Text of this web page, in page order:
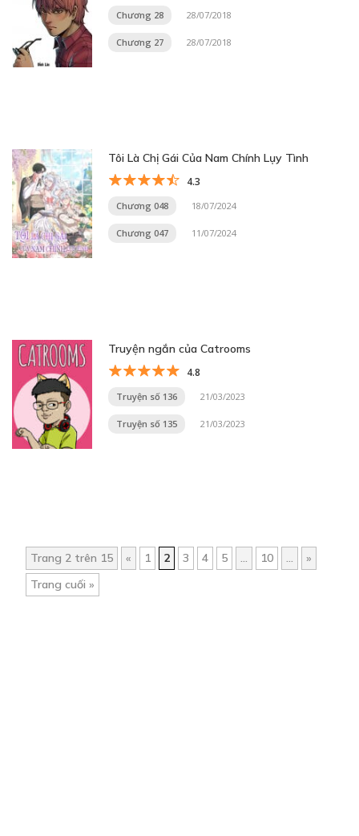
Chương 28 28/07/2018
Chương 27 28/07/2018
Tôi Là Chị Gái Của Nam Chính Lụy Tình
4.3
Chương 048 18/07/2024
Chương 047 11/07/2024
Truyện ngắn của Catrooms
4.8
Truyện số 136 21/03/2023
Truyện số 135 21/03/2023
Trang 2 trên 15 « 1 2 3 4 5 ... 10 ...
»
Trang cuối »